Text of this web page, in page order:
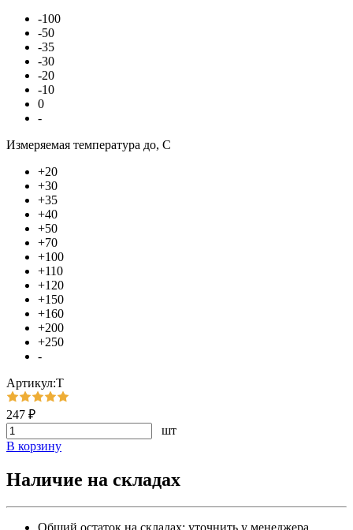
-100
-50
-35
-30
-20
-10
0
-
Измеряемая температура до, С
+20
+30
+35
+40
+50
+70
+100
+110
+120
+150
+160
+200
+250
-
Артикул:Т
247 ₽
шт
В корзину
Наличие на складах
Общий остаток на складах: уточнить у менеджера